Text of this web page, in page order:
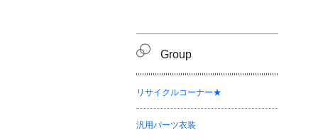
Group
リサイクルコーナー★
汎用パーツ衣装